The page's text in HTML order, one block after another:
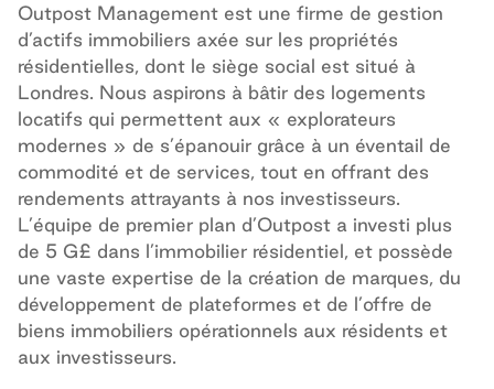
Outpost Management est une firme de gestion
d’actifs immobiliers axée sur les propriétés
résidentielles, dont le siège social est situé à
Londres. Nous aspirons à bâtir des logements
locatifs qui permettent aux « explorateurs
modernes » de s’épanouir grâce à un éventail de
commodité et de services, tout en offrant des
rendements attrayants à nos investisseurs.
L’équipe de premier plan d’Outpost a investi plus
de 5 G£ dans l’immobilier résidentiel, et possède
une vaste expertise de la création de marques, du
développement de plateformes et de l’offre de
biens immobiliers opérationnels aux résidents et
aux investisseurs.